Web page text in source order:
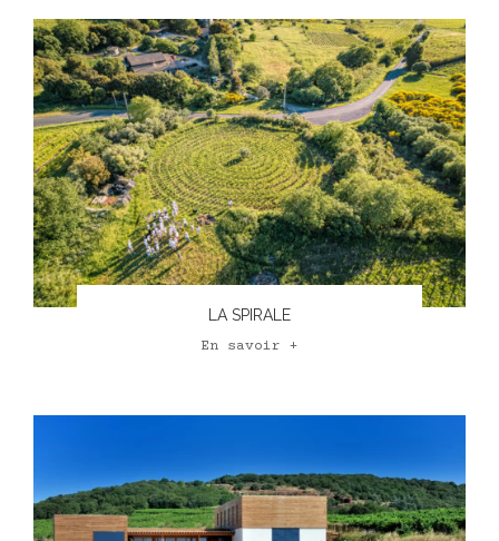
LA SPIRALE
En savoir +